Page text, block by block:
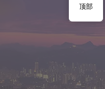
顶部